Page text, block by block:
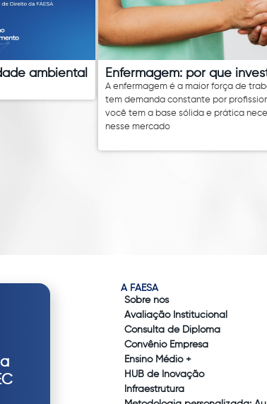
ambiental
Enfermagem: por que
A enfermagem é a maior força de
tem demanda constante por
você tem a base sólida e prática
nesse mercado
A FAESA
Sobre nós
Avaliação Institucional
Consulta de Diploma
Convênio Empresa
Ensino Médio +
HUB de Inovação
Infraestrutura